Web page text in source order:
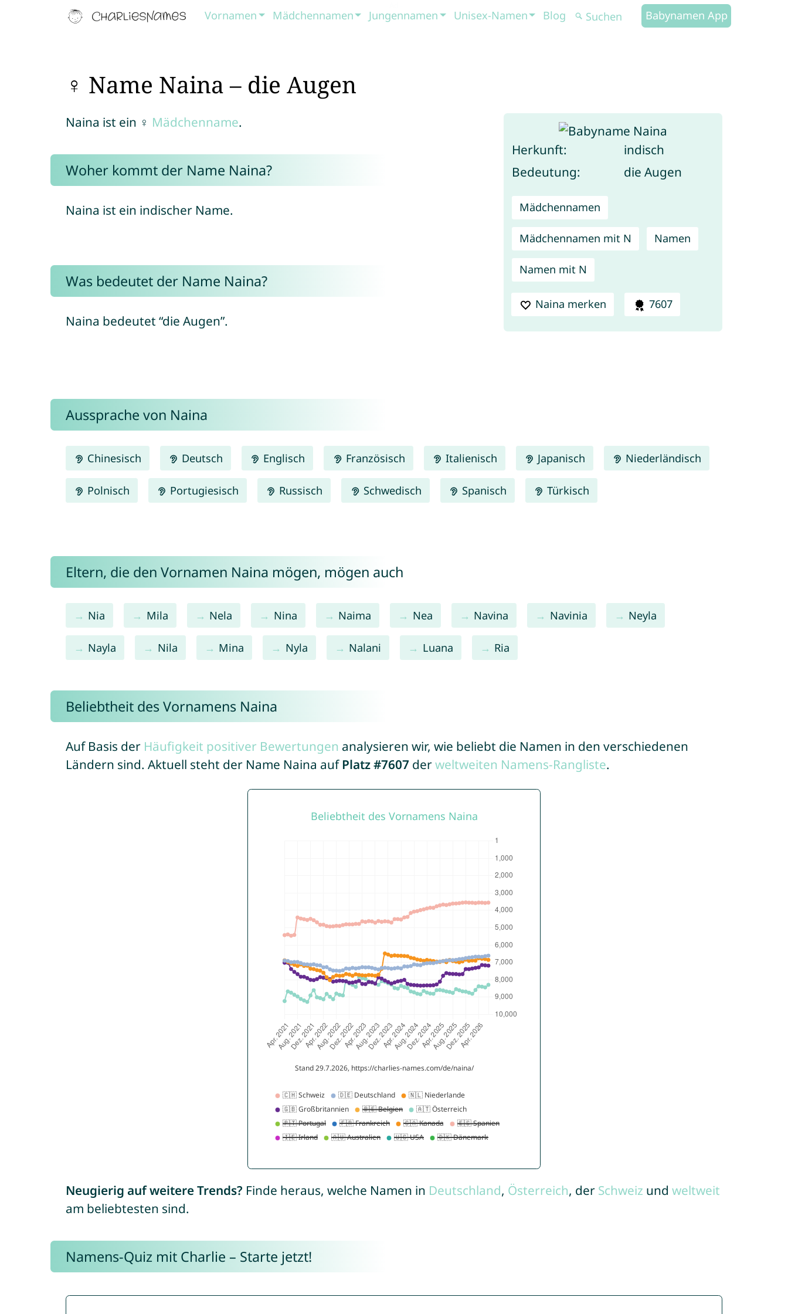
Vornamen Mädchennamen Jungennamen Unisex-Namen Blog Babynamen App
♀ Name Naina – die Augen
Herkunft:
indisch
Bedeutung:
die Augen
Mädchennamen
Mädchennamen mit N Namen
Namen mit N
Naina merken 7607
Naina ist ein ♀ Mädchenname.
Woher kommt der Name Naina?
Naina ist ein indischer Name.
Was bedeutet der Name Naina?
Naina bedeutet “die Augen”.
Aussprache von Naina
Chinesisch Deutsch Englisch Französisch Italienisch Japanisch Niederländisch
Polnisch Portugiesisch Russisch Schwedisch Spanisch Türkisch
Eltern, die den Vornamen Naina mögen, mögen auch
Nia Mila Nela Nina Naima Nea Navina Navinia Neyla
Nayla Nila Mina Nyla Nalani Luana Ria
Beliebtheit des Vornamens Naina
Auf Basis der Häufigkeit positiver Bewertungen analysieren wir, wie beliebt die Namen in den verschiedenen
Ländern sind. Aktuell steht der Name Naina auf Platz #7607 derweltweiten Namens-Rangliste.
Neugierig auf weitere Trends? Finde heraus, welche Namen in Deutschland, Österreich, der Schweiz und weltweit
am beliebtesten sind.
Namens-Quiz mit Charlie – Starte jetzt!